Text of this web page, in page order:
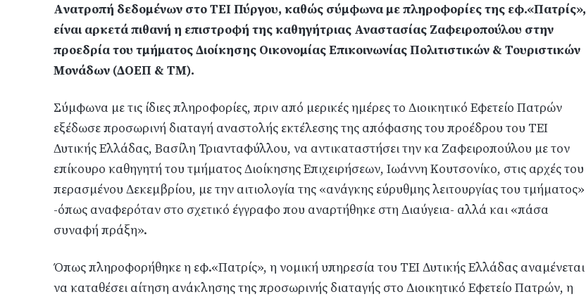
Aνατροπή δεδομένων στο ΤΕΙ Πύργου, καθώς σύμφωνα με πληροφορίες της εφ.«Πατρίς»,
είναι αρκετά πιθανή η επιστροφή της καθηγήτριας Αναστασίας Ζαφειροπούλου στην
προεδρία του τμήματος Διοίκησης Οικονομίας Επικοινωνίας Πολιτιστικών & Τουριστικών
Μονάδων (ΔΟΕΠ & ΤΜ).
Σύμφωνα με τις ίδιες πληροφορίες, πριν από μερικές ημέρες το Διοικητικό Εφετείο Πατρών
εξέδωσε προσωρινή διαταγή αναστολής εκτέλεσης της απόφασης του προέδρου του ΤΕΙ
Δυτικής Ελλάδας, Βασίλη Τριανταφύλλου, να αντικαταστήσει την κα Ζαφειροπούλου με τον
επίκουρο καθηγητή του τμήματος Διοίκησης Επιχειρήσεων, Ιωάννη Κουτσονίκο, στις αρχές του
περασμένου Δεκεμβρίου, με την αιτιολογία της «ανάγκης εύρυθμης λειτουργίας του τμήματος»
-όπως αναφερόταν στο σχετικό έγγραφο που αναρτήθηκε στη Διαύγεια- αλλά και «πάσα
συναφή πράξη».
Όπως πληροφορήθηκε η εφ.«Πατρίς», η νομική υπηρεσία του ΤΕΙ Δυτικής Ελλάδας αναμένεται
να καταθέσει αίτηση ανάκλησης της προσωρινής διαταγής στο Διοικητικό Εφετείο Πατρών, η